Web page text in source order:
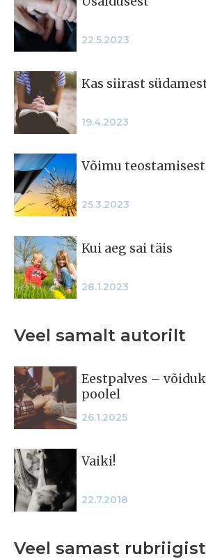
22.5.2023
Kas siirast
19.4.2023
Võimu teostamisest
25.3.2023
Kui aeg sai täis
28.1.2023
Veel samalt autorilt
Eestpalves –
poolel
26.1.2025
Vaiki!
22.7.2018
Veel samast rubriigist